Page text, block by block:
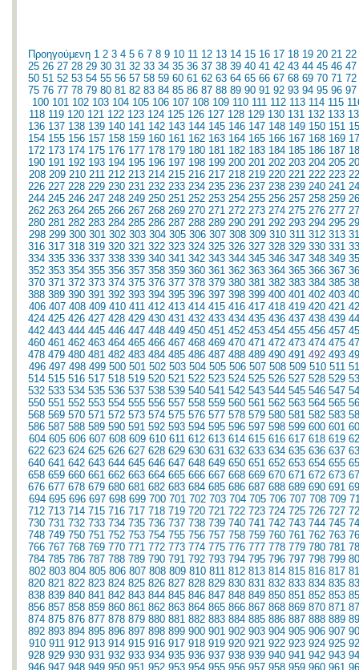
Προηγούμενη 1 2 3 4 5 6 7 8 9 10 11 12 13 14 15 16 17 18 19 20 21 22
25 26 27 28 29 30 31 32 33 34 35 36 37 38 39 40 41 42 43 44 45 46 47
50 51 52 53 54 55 56 57 58 59 60 61 62 63 64 65 66 67 68 69 70 71 72
75 76 77 78 79 80 81 82 83 84 85 86 87 88 89 90 91 92 93 94 95 96 97
100 101 102 103 104 105 106 107 108 109 110 111 112 113 114 115
118 119 120 121 122 123 124 125 126 127 128 129 130 131 132 133
136 137 138 139 140 141 142 143 144 145 146 147 148 149 150 151
154 155 156 157 158 159 160 161 162 163 164 165 166 167 168 169
172 173 174 175 176 177 178 179 180 181 182 183 184 185 186 187
190 191 192 193 194 195 196 197 198 199 200 201 202 203 204 205
208 209 210 211 212 213 214 215 216 217 218 219 220 221 222 223
226 227 228 229 230 231 232 233 234 235 236 237 238 239 240 241
244 245 246 247 248 249 250 251 252 253 254 255 256 257 258 259
262 263 264 265 266 267 268 269 270 271 272 273 274 275 276 277
280 281 282 283 284 285 286 287 288 289 290 291 292 293 294 295
298 299 300 301 302 303 304 305 306 307 308 309 310 311 312 313
316 317 318 319 320 321 322 323 324 325 326 327 328 329 330 331
334 335 336 337 338 339 340 341 342 343 344 345 346 347 348 349
352 353 354 355 356 357 358 359 360 361 362 363 364 365 366 367
370 371 372 373 374 375 376 377 378 379 380 381 382 383 384 385
388 389 390 391 392 393 394 395 396 397 398 399 400 401 402 403
406 407 408 409 410 411 412 413 414 415 416 417 418 419 420 421
424 425 426 427 428 429 430 431 432 433 434 435 436 437 438 439
442 443 444 445 446 447 448 449 450 451 452 453 454 455 456 457
460 461 462 463 464 465 466 467 468 469 470 471 472 473 474 475
478 479 480 481 482 483 484 485 486 487 488 489 490 491 492 493
496 497 498 499 500 501 502 503 504 505 506 507 508 509 510 511
514 515 516 517 518 519 520 521 522 523 524 525 526 527 528 529
532 533 534 535 536 537 538 539 540 541 542 543 544 545 546 547
550 551 552 553 554 555 556 557 558 559 560 561 562 563 564 565
568 569 570 571 572 573 574 575 576 577 578 579 580 581 582 583
586 587 588 589 590 591 592 593 594 595 596 597 598 599 600 601
604 605 606 607 608 609 610 611 612 613 614 615 616 617 618 619
622 623 624 625 626 627 628 629 630 631 632 633 634 635 636 637
640 641 642 643 644 645 646 647 648 649 650 651 652 653 654 655
658 659 660 661 662 663 664 665 666 667 668 669 670 671 672 673
676 677 678 679 680 681 682 683 684 685 686 687 688 689 690 691
694 695 696 697 698 699 700 701 702 703 704 705 706 707 708 709
712 713 714 715 716 717 718 719 720 721 722 723 724 725 726 727
730 731 732 733 734 735 736 737 738 739 740 741 742 743 744 745
748 749 750 751 752 753 754 755 756 757 758 759 760 761 762 763
766 767 768 769 770 771 772 773 774 775 776 777 778 779 780 781
784 785 786 787 788 789 790 791 792 793 794 795 796 797 798 799
802 803 804 805 806 807 808 809 810 811 812 813 814 815 816 817
820 821 822 823 824 825 826 827 828 829 830 831 832 833 834 835
838 839 840 841 842 843 844 845 846 847 848 849 850 851 852 853
856 857 858 859 860 861 862 863 864 865 866 867 868 869 870 871
874 875 876 877 878 879 880 881 882 883 884 885 886 887 888 889
892 893 894 895 896 897 898 899 900 901 902 903 904 905 906 907
910 911 912 913 914 915 916 917 918 919 920 921 922 923 924 925
928 929 930 931 932 933 934 935 936 937 938 939 940 941 942 943
946 947 948 949 950 951 952 953 954 955 956 957 958 959 960 961